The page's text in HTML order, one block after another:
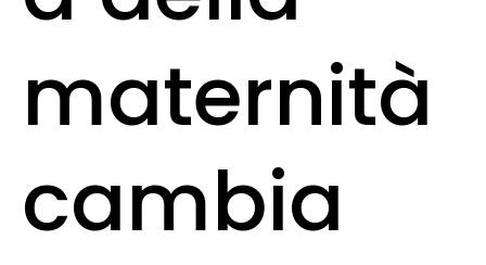
maternità
cambia